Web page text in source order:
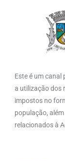
Este é um
a utilização dos
impostos no
população,
relacionados à